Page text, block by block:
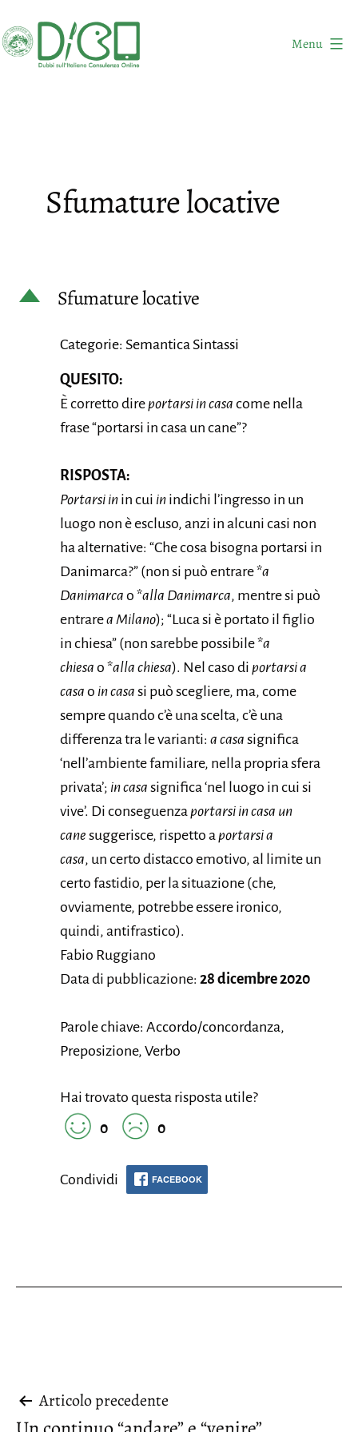
al
contenuto
Menu
Sfumature locative
D Sfumature locative
Categorie: Semantica Sintassi
QUESITO:
È corretto dire portarsi in casa come nella
frase “portarsi in casa un cane”?
RISPOSTA:
Portarsi in in cui in indichi l’ingresso in un
luogo non è escluso, anzi in alcuni casi non
ha alternative: “Che cosa bisogna portarsi in
Danimarca?” (non si può entrare *a
Danimarca o *alla Danimarca, mentre si può
entrarea Milano); “Luca si è portato il figlio
in chiesa” (non sarebbe possibile *a
chiesa o *alla chiesa). Nel caso di portarsi a
casa o in casa si può scegliere, ma, come
sempre quando c’è una scelta, c’è una
differenza tra le varianti: a casa significa
‘nell’ambiente familiare, nella propria sfera
privata’; in casa significa ‘nel luogo in cui si
vive’. Di conseguenza portarsi in casa un
cane suggerisce, rispetto a portarsia
casa, un certo distacco emotivo, al limite un
certo fastidio, per la situazione (che,
ovviamente, potrebbe essere ironico,
quindi, antifrastico).
Fabio Ruggiano
Data di pubblicazione: 28 dicembre 2020
Parole chiave: Accordo/concordanza,
Preposizione, Verbo
Hai trovato questa risposta utile?
0
0
Condividi FACEBOOK
Navigazione
Articolo precedente